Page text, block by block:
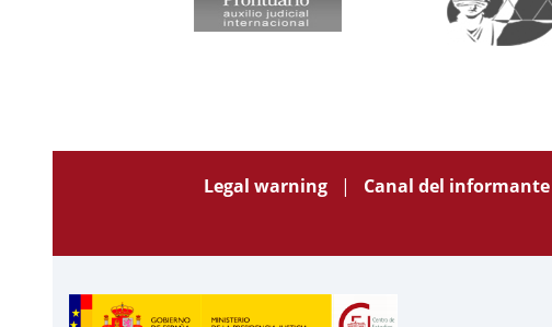
Legal warning Canal del informante